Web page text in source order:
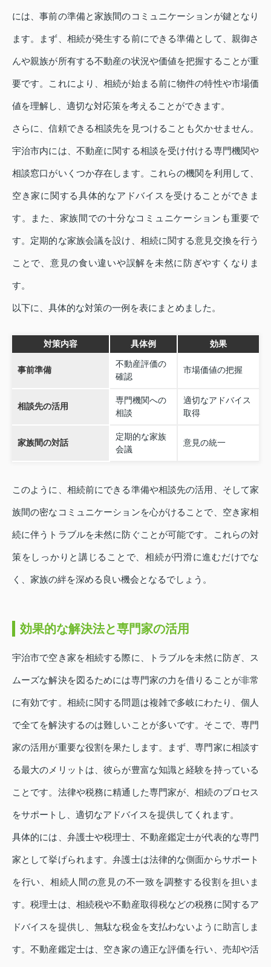
には、事前の準備と家族間のコミュニケーションが鍵となり
ます。まず、相続が発生する前にできる準備として、親御さ
んや親族が所有する不動産の状況や価値を把握することが重
要です。これにより、相続が始まる前に物件の特性や市場価
値を理解し、適切な対応策を考えることができます。
さらに、信頼できる相談先を見つけることも欠かせません。
宇治市内には、不動産に関する相談を受け付ける専門機関や
相談窓口がいくつか存在します。これらの機関を利用して、
空き家に関する具体的なアドバイスを受けることができま
す。また、家族間での十分なコミュニケーションも重要で
す。定期的な家族会議を設け、相続に関する意見交換を行う
ことで、意見の食い違いや誤解を未然に防ぎやすくなりま
す。
以下に、具体的な対策の一例を表にまとめました。
対策内容 具体例 効果
事前準備
不動産評価の
確認
市場価値の把握
相談先の活用
専門機関への
相談
適切なアドバイス
取得
家族間の対話
定期的な家族
会議
意見の統一
このように、相続前にできる準備や相談先の活用、そして家
族間の密なコミュニケーションを心がけることで、空き家相
続に伴うトラブルを未然に防ぐことが可能です。これらの対
策をしっかりと講じることで、相続が円滑に進むだけでな
く、家族の絆を深める良い機会となるでしょう。
効果的な解決法と専門家の活用
宇治市で空き家を相続する際に、トラブルを未然に防ぎ、ス
ムーズな解決を図るためには専門家の力を借りることが非常
に有効です。相続に関する問題は複雑で多岐にわたり、個人
で全てを解決するのは難しいことが多いです。そこで、専門
家の活用が重要な役割を果たします。まず、専門家に相談す
る最大のメリットは、彼らが豊富な知識と経験を持っている
ことです。法律や税務に精通した専門家が、相続のプロセス
をサポートし、適切なアドバイスを提供してくれます。
具体的には、弁護士や税理士、不動産鑑定士が代表的な専門
家として挙げられます。弁護士は法律的な側面からサポート
を行い、相続人間の意見の不一致を調整する役割を担いま
す。税理士は、相続税や不動産取得税などの税務に関するア
ドバイスを提供し、無駄な税金を支払わないように助言しま
す。不動産鑑定士は、空き家の適正な評価を行い、売却や活